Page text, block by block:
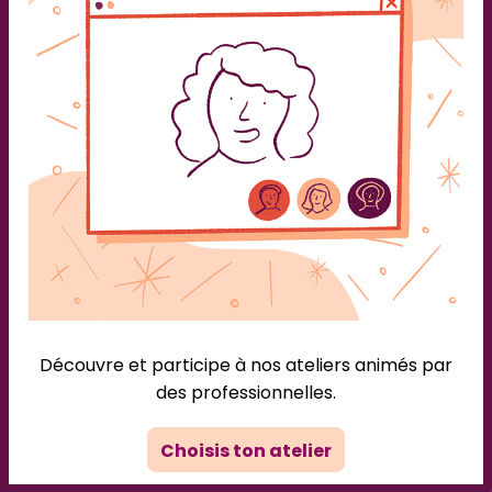
La plateforme qui prend soin des personnes en deuil
À propos
Blog
Mentions légales
RGPD
Politique de confidentialité
Copyright © 2026 Ressort!
Découvre et participe à nos ateliers animés par
des professionnelles.
Choisis ton atelier